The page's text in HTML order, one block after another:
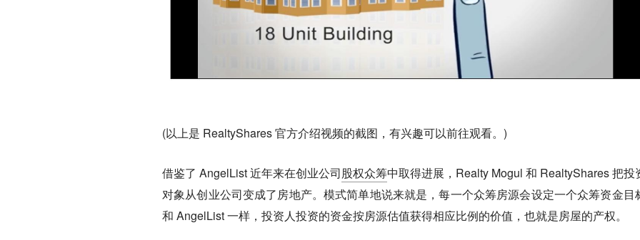
(以上是 RealtyShares 官方介绍视频的截图，有兴趣可以前往观看。)
借鉴了 AngelList 近年来在创业公司股权众筹中取得进展，Realty Mogul 和 RealtyShares 把投
对象从创业公司变成了房地产。模式简单地说来就是，每一个众筹房源会设定一个众筹资金目
和 AngelList 一样，投资人投资的资金按房源估值获得相应比例的价值，也就是房屋的产权。